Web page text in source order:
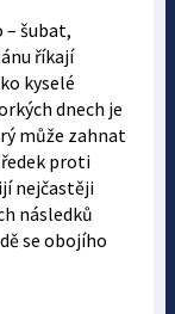
– šubat,
říkají
kyselé
dnech je
může zahnat
proti
nejčastěji
následků
se obojího